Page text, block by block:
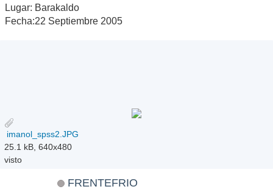
Lugar: Barakaldo
Fecha:22 Septiembre 2005
imanol_spss2.JPG
25.1 kB, 640x480
visto
FRENTEFRIO